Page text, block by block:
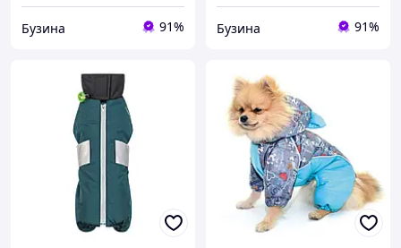
Бузина 91% Бузина 91%